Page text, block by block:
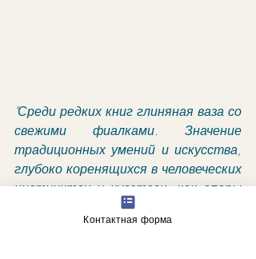
"Среди редких книг глиняная ваза со
свежими фиалками. Значение
традиционных умений и искусства,
глубоко коренящихся в человеческих
инстинктах и чувствах, как опоры
для наиболее подлинных чувств
Контактная форма